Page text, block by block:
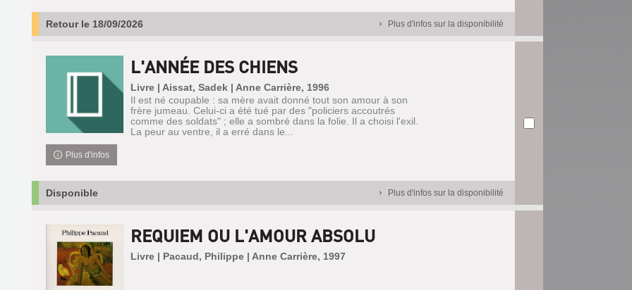
Retour le 18/09/2026 Plus d'infos sur la disponibilité
L'ANNÉE DES CHIENS
Livre | Aissat, Sadek | Anne Carrière, 1996
Il est né coupable : sa mère avait donné tout son amour à son
frère jumeau. Celui-ci a été tué par des "policiers accoutrés
comme des soldats" ; elle a sombré dans la folie. Il a choisi l'exil.
La peur au ventre, il a erré dans le...
Plus d'infos
Disponible Plus d'infos sur la disponibilité
REQUIEM OU L'AMOUR ABSOLU
Livre | Pacaud, Philippe | Anne Carrière, 1997